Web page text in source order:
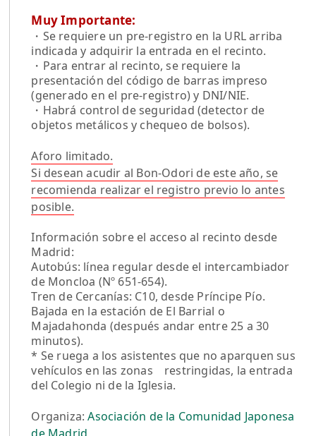
Muy Importante:
・Se requiere un pre-registro en la URL arriba
indicada y adquirir la entrada en el recinto.
・Para entrar al recinto, se requiere la
presentación del código de barras impreso
(generado en el pre-registro) y DNI/NIE.
・Habrá control de seguridad (detector de
objetos metálicos y chequeo de bolsos).
Aforo limitado.
Si desean acudir al Bon-Odori de este año, se
recomienda realizar el registro previo lo antes
posible.
Información sobre el acceso al recinto desde
Madrid:
Autobús: línea regular desde el intercambiador
de Moncloa (Nº 651-654).
Tren de Cercanías: C10, desde Príncipe Pío.
Bajada en la estación de El Barrial o
Majadahonda (después andar entre 25 a 30
minutos).
* Se ruega a los asistentes que no aparquen sus
vehículos en las zonas restringidas, la entrada
del Colegio ni de la Iglesia.
Organiza:Asociación de la Comunidad Japonesa